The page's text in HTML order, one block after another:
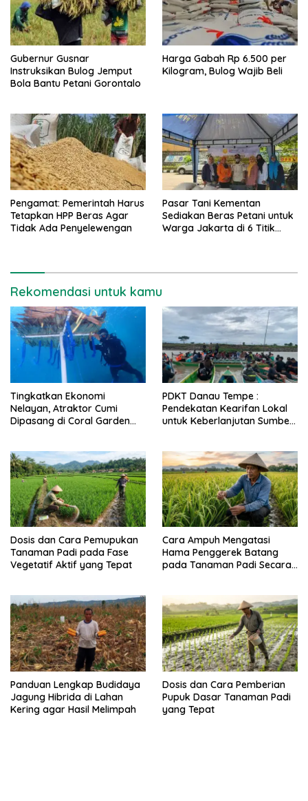
Gubernur Gusnar
Instruksikan Bulog Jemput
Bola Bantu Petani Gorontalo
Harga Gabah Rp 6.500 per
Kilogram, Bulog Wajib Beli
Pengamat: Pemerintah Harus
Tetapkan HPP Beras Agar
Tidak Ada Penyelewengan
Pasar Tani Kementan
Sediakan Beras Petani untuk
Warga Jakarta di 6 Titik
Rekomendasi untuk kamu
Tingkatkan Ekonomi
Nelayan, Atraktor Cumi
Dipasang di Coral Garden
PDKT Danau Tempe :
Pendekatan Kearifan Lokal
untuk Keberlanjutan Sumber
Dosis dan Cara Pemupukan
Tanaman Padi pada Fase
Vegetatif Aktif yang Tepat
Cara Ampuh Mengatasi
Hama Penggerek Batang
pada Tanaman Padi Secara
Panduan Lengkap Budidaya
Jagung Hibrida di Lahan
Kering agar Hasil Melimpah
Dosis dan Cara Pemberian
Pupuk Dasar Tanaman Padi
yang Tepat